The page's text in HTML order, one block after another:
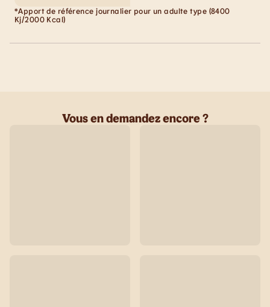
*Apport de référence journalier pour un adulte type (8400
Kj/2000 Kcal)
Vous en demandez encore ?